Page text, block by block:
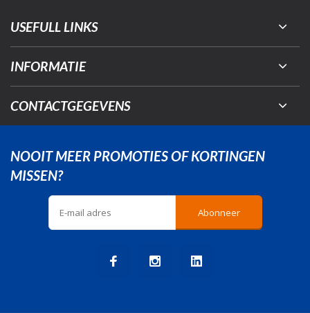
USEFULL LINKS
INFORMATIE
CONTACTGEGEVENS
NOOIT MEER PROMOTIES OF KORTINGEN
MISSEN?
Abonneer